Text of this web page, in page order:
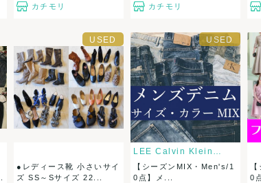
カチモリ カチモリ
●レディース靴 小さいサイ
ズ SS～Sサイズ 22...
LEE Calvin Klein ED...
【シーズンMIX・Men's/1
0点】メ...
0